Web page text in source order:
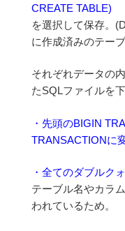
CREATE TABLE)
を選択して保存。
に作成済みのテー
それぞれデータの
たSQLファイルを
・先頭のBIGIN
TRANSACTIONに
・全てのダブルク
テーブル名やカラ
われているため。